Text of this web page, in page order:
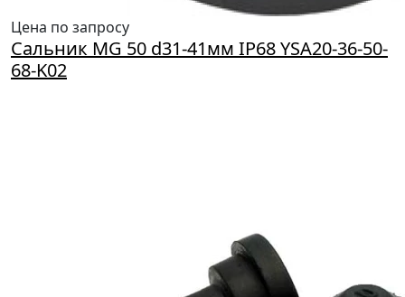
Цена по запросу
Сальник MG 50 d31-41мм IP68 YSA20-36-50-
68-K02